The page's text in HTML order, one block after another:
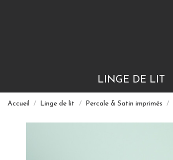
LINGE DE LIT
Accueil Linge de lit Percale & Satin imprimés